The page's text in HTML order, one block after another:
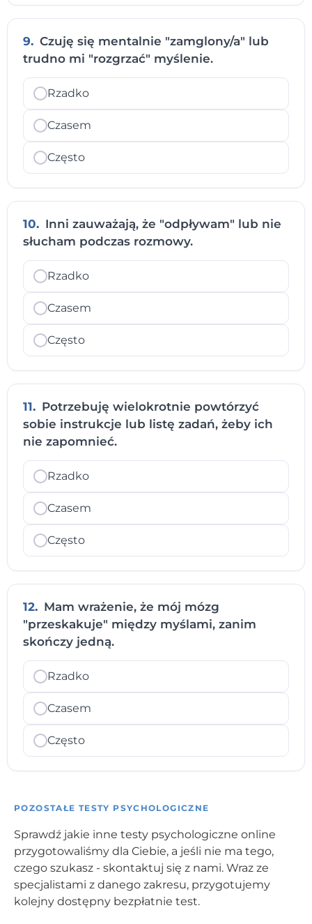
9. Czuję się mentalnie "zamglony/a" lub
trudno mi "rozgrzać" myślenie.
Rzadko
Czasem
Często
10. Inni zauważają, że "odpływam" lub nie
słucham podczas rozmowy.
Rzadko
Czasem
Często
11. Potrzebuję wielokrotnie powtórzyć
sobie instrukcje lub listę zadań, żeby ich
nie zapomnieć.
Rzadko
Czasem
Często
12. Mam wrażenie, że mój mózg
"przeskakuje" między myślami, zanim
skończy jedną.
Rzadko
Czasem
Często
POZOSTAŁE TESTY PSYCHOLOGICZNE
Sprawdź jakie inne testy psychologiczne online
przygotowaliśmy dla Ciebie, a jeśli nie ma tego,
czego szukasz - skontaktuj się z nami. Wraz ze
specjalistami z danego zakresu, przygotujemy
kolejny dostępny bezpłatnie test.